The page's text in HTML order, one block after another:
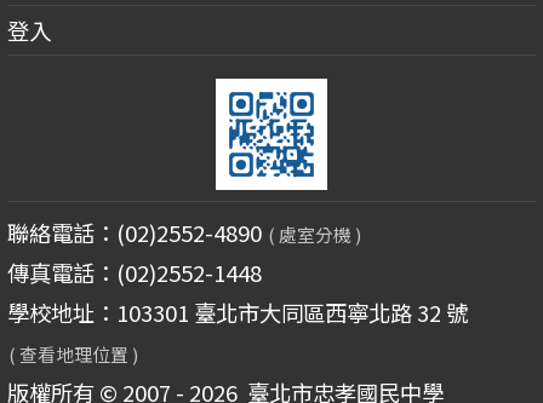
登入
聯絡電話：(02)2552-4890 ( 處室分機 )
傳真電話：(02)2552-1448
學校地址：103301 臺北市大同區西寧北路 32 號
( 查看地理位置 )
版權所有 © 2007 - 2026臺北市忠孝國民中學